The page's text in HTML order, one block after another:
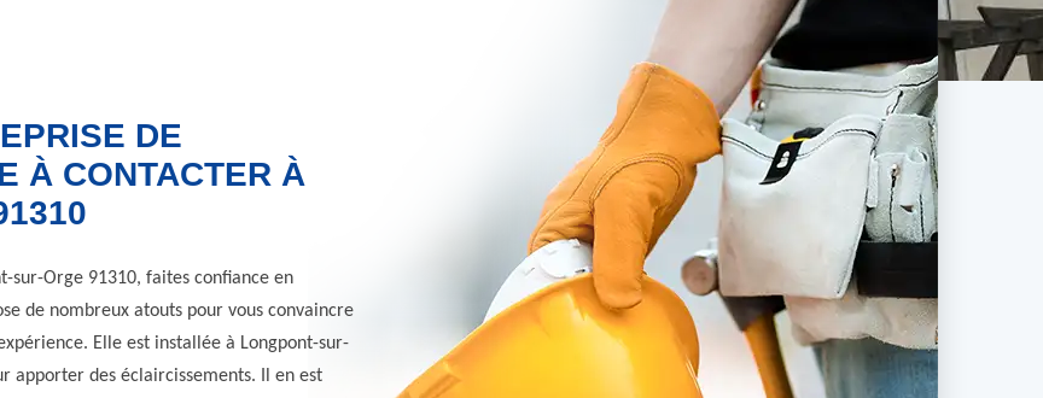
DE
À CONTACTER À
sur-Orge 91310, faites confiance en
de nombreux atouts pour vous convaincre
Elle est installée à Longpont-sur-
apporter des éclaircissements. Il en est